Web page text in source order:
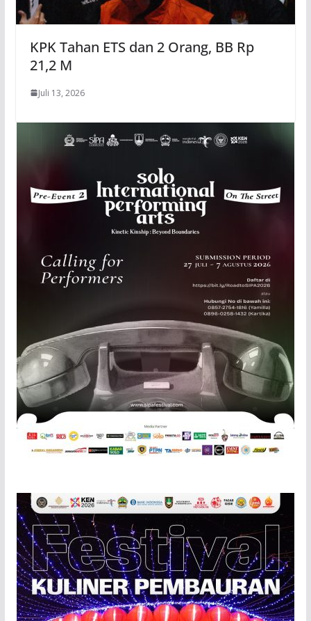
KPK Tahan ETS dan 2 Orang, BB Rp
21,2 M
Juli 13, 2026